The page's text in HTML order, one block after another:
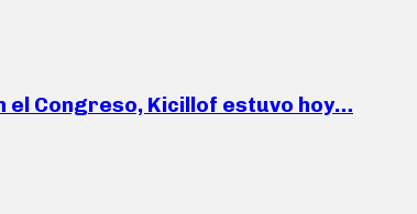
el Congreso, Kicillof estuvo hoy…